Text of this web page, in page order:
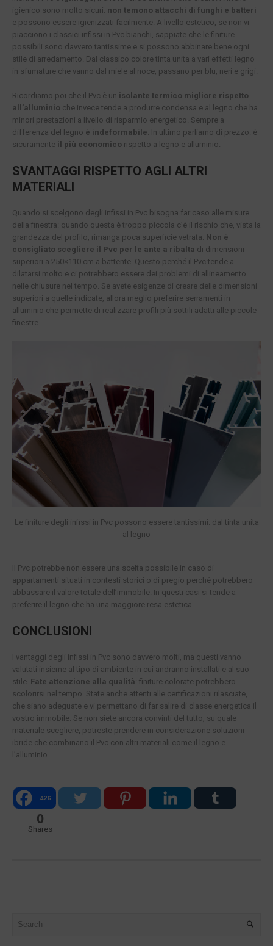
igienico sono molto sicuri: non temono attacchi di funghi e batteri
e possono essere igienizzati facilmente. A livello estetico, se non vi
piacciono i classici infissi in Pvc bianchi, sappiate che le finiture
possibili sono davvero tantissime e si possono abbinare bene ogni
stile di arredamento. Dal classico colore tinta unita a vari effetti legno
in sfumature che vanno dal miele al noce, passano per blu, neri e grigi.
Ricordiamo poi che il Pvc è un isolante termico migliore rispetto
all’alluminio che invece tende a produrre condensa e al legno che ha
minori prestazioni a livello di risparmio energetico. Sempre a
differenza del legno è indeformabile. In ultimo parliamo di prezzo: è
sicuramente il più economico rispetto a legno e alluminio.
SVANTAGGI RISPETTO AGLI ALTRI
MATERIALI
Quando si scelgono degli infissi in Pvc bisogna far caso alle misure
della finestra: quando questa è troppo piccola c’è il rischio che, vista la
grandezza del profilo, rimanga poca superficie vetrata. Non è
consigliato scegliere il Pvc per le ante a ribalta di dimensioni
superiori a 250×110 cm a battente. Questo perché il Pvc tende a
dilatarsi molto e ci potrebbero essere dei problemi di allineamento
nelle chiusure nel tempo. Se avete esigenze di creare delle dimensioni
superiori a quelle indicate, allora meglio preferire serramenti in
alluminio che permette di realizzare profili più sottili adatti alle piccole
finestre.
Le finiture degli infissi in Pvc possono essere tantissimi: dal tinta unita
al legno
Il Pvc potrebbe non essere una scelta possibile in caso di
appartamenti situati in contesti storici o di pregio perché potrebbero
abbassare il valore totale dell’immobile. In questi casi si tende a
preferire il legno che ha una maggiore resa estetica.
CONCLUSIONI
I vantaggi degli infissi in Pvc sono davvero molti, ma questi vanno
valutati insieme al tipo di ambiente in cui andranno installati e al suo
stile. Fate attenzione alla qualità: finiture colorate potrebbero
scolorirsi nel tempo. State anche attenti alle certificazioni rilasciate,
che siano adeguate e vi permettano di far salire di classe energetica il
vostro immobile. Se non siete ancora convinti del tutto, su quale
materiale scegliere, potreste prendere in considerazione soluzioni
ibride che combinano il Pvc con altri materiali come il legno e
l’alluminio.
426
0
Shares